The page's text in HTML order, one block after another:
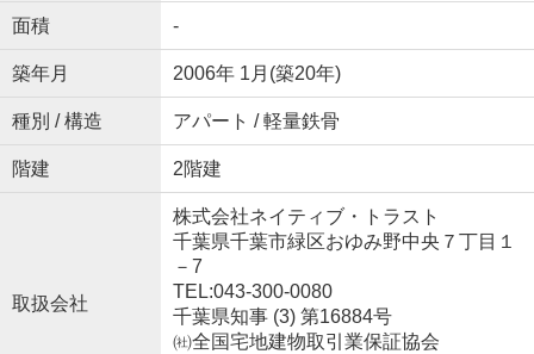
面積 -
築年月 2006年 1月(築20年)
種別 / 構造 アパート / 軽量鉄骨
階建 2階建
取扱会社
株式会社ネイティブ・トラスト
千葉県千葉市緑区おゆみ野中央７丁目１
－7
TEL:043-300-0080
千葉県知事 (3) 第16884号
㈳全国宅地建物取引業保証協会